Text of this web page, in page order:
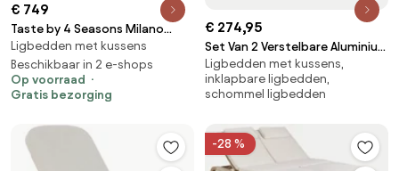
€ 749
Taste by 4 Seasons Milano
ligbed latte Ligbed taupe
weerbestendig
Ligbedden met kussens
Beschikbaar in 2 e-shops
Op voorraad
Gratis bezorging
€ 274,95
Set Van 2 Verstelbare Aluminium
Ligstoelen Met Dulem-kussen
Tapioca Beige - Sklum
Ligbedden met kussens,
inklapbare ligbedden,
schommel ligbedden
-28 %